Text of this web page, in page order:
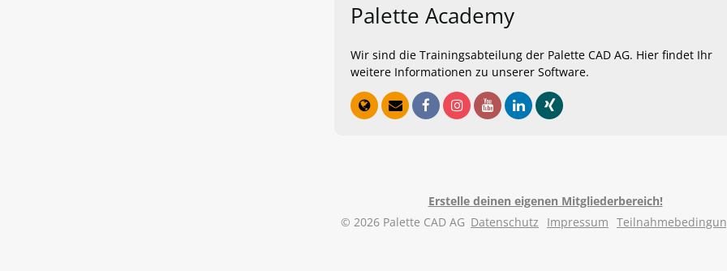
Palette Academy
Wir sind die Trainingsabteilung der Palette CAD AG. Hier findet Ihr
weitere Informationen zu unserer Software.
Erstelle deinen eigenen Mitgliederbereich!
© 2026 Palette CAD AG Datenschutz Impressum